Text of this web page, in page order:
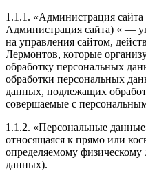
1.1.1. «Администрация сайта
Администрация сайта) « —
на управления сайтом,
Лермонтов, которые
обработку персональных
обработки персональных
данных, подлежащих
совершаемые с
1.1.2. «Персональные
относящаяся к прямо или
определяемому
данных).